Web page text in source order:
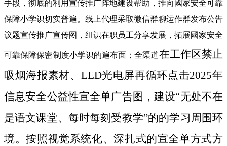
手段，彻底的利用宣传推广阵地建设帮助，推向國家安全可靠
保障小学识切实普遍。线上代理采取微信群聊运作群发布公告
议题宣传推广宣传图，组识在职员工分享发展，拓展國家安全
可靠保障保密制度小学识的遍布面；全渠道在工作区禁止
吸烟海报素材、LED光电屏再循环点击2025年
信息安全公益性宣全单广告图，建设“无处不在
是语文课堂、每时每刻受教学”的的学习周围环
境。按照视觉系统化、深扎式的宣全单方式方